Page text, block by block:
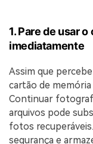
1. Pare de usar
imediatamente
Assim que
cartão de
Continuar
arquivos pode
fotos
segurança e